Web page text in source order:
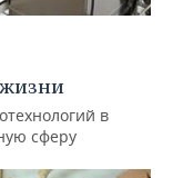
в
сферу